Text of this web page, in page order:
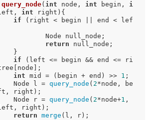
query_node( int node, int begin, i
int right) {
if (right < begin || end < lef
return null_node;
if (left <= begin && end <= ri
int mid = (begin + end) >> 1 ;
		Node l =
query_node ( 2*node, be
right);
		Node r =
query_node ( 2*node+1 ,
right);
return merge (l, r);